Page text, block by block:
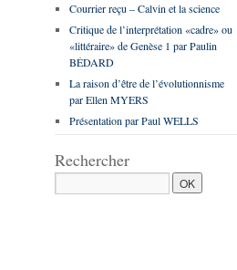
Courrier reçu – Calvin et la science
Critique de l’interprétation «cadre» ou
«littéraire» de Genèse 1 par Paulin
BÉDARD
La raison d’être de l’évolutionnisme
par Ellen MYERS
Présentation par Paul WELLS
Rechercher